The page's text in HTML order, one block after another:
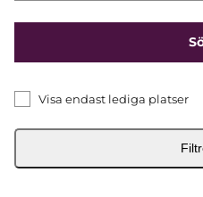
Visa endast lediga platser